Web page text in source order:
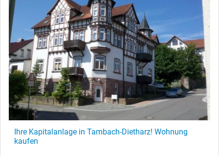
Ihre Kapitalanlage in Tambach-Dietharz! Wohnung
kaufen